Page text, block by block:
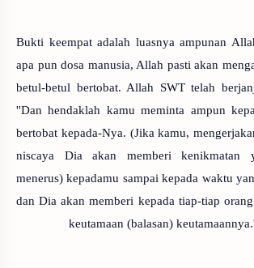
Bukti keempat adalah luasnya ampunan
apa pun dosa manusia, Allah pasti akan
betul-betul bertobat. Allah SWT telah
''Dan hendaklah kamu meminta ampun
bertobat kepada-Nya. (Jika kamu,
niscaya Dia akan memberi kenikmatan
menerus) kepadamu sampai kepada waktu
dan Dia akan memberi kepada tiap-tiap
keutamaan (balasan)